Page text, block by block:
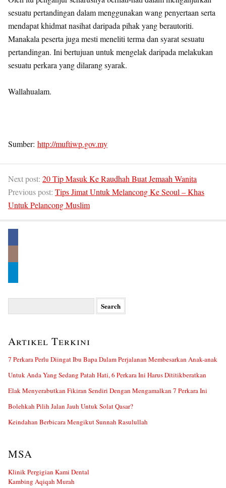
sesuatu pertandingan dalam menggunakan wang penyertaan serta
mendapat khidmat nasihat daripada pihak yang berautoriti.
Manakala peserta juga mesti meneliti terma dan syarat sesuatu
pertandingan. Ini bertujuan untuk mengelak daripada melakukan
sesuatu perkara yang dilarang syarak.
Wallahualam.
Sumber: http://muftiwp.gov.my
Next post: 20 Tip Masuk Ke Raudhah Buat Jemaah Wanita
Previous post: Tips Jimat Untuk Melancong Ke Seoul – Khas
Untuk Pelancong Muslim
Artikel Terkini
7 Perkara Perlu Diingat Ibu Bapa Dalam Perjalanan Membesarkan Anak-anak
Untuk Anda Yang Sedang Patah Hati, 6 Perkara Ini Harus Dititikberatkan
Elak Menyerabutkan Fikiran Sendiri Dengan Mengamalkan 7 Perkara Ini
Bolehkah Pilih Jalan Jauh Untuk Solat Qasar?
Keindahan Berbicara Mengikut Sunnah Rasulullah
MSA
Klinik Pergigian Kami Dental
Kambing Aqiqah Murah